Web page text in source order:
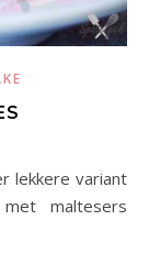
maltesers